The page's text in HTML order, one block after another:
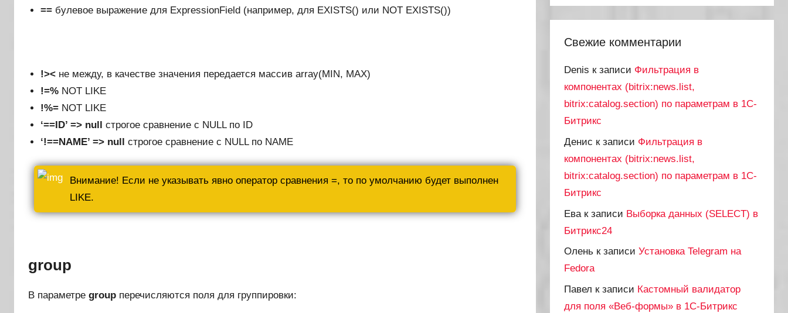
== булевое выражение для ExpressionField (например, для EXISTS() или NOT EXISTS())
!>< не между, в качестве значения передается массив array(MIN, MAX)
!=% NOT LIKE
!%= NOT LIKE
‘==ID’ => null
строгое сравнение с NULL по ID
‘!==NAME’ => null
строгое сравнение с NULL по NAME
Внимание! Если не указывать явно оператор сравнения =, то по умолчанию будет выполнен
LIKE.
group
В параметре group перечисляются поля для группировки:
Свежие комментарии
Denis к записи Фильтрация в
компонентах (bitrix:news.list,
bitrix:catalog.section) по параметрам в 1С-
Битрикс
Денис к записи Фильтрация в
компонентах (bitrix:news.list,
bitrix:catalog.section) по параметрам в 1С-
Битрикс
Ева к записи Выборка данных (SELECT) в
Битрикс24
Олень к записиУстановка Telegram на
Fedora
Павел к записи Кастомный валидатор
для поля «Веб-формы» в 1С-Битрикс